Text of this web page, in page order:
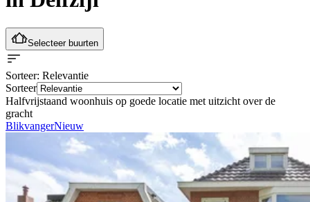
Selecteer buurten
Sorteer: Relevantie
Sorteer
Halfvrijstaand woonhuis op goede locatie met uitzicht over de
gracht
BlikvangerNieuw